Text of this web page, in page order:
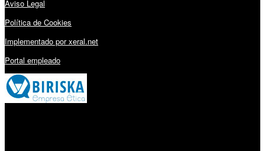
Aviso Legal
Política de Cookies
Implementado por xeral.net
Portal empleado